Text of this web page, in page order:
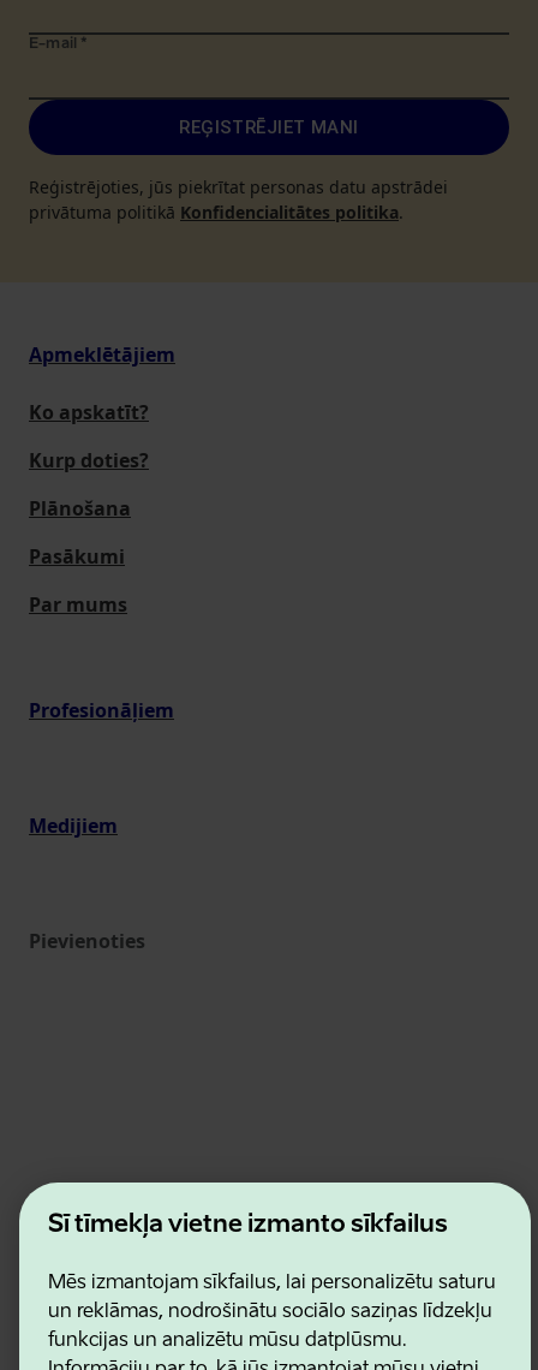
Šī tīmekļa vietne izmanto sīkfailus
Mēs izmantojam sīkfailus, lai personalizētu saturu
un reklāmas, nodrošinātu sociālo saziņas līdzekļu
funkcijas un analizētu mūsu datplūsmu.
E-mail *
REĢISTRĒJIET MANI
Reģistrējoties, jūs piekrītat personas datu apstrādei
privātuma politikā Konfidencialitātes politika.
Apmeklētājiem
Ko apskatīt?
Kurp doties?
Plānošana
Pasākumi
Par mums
Profesionāļiem
Medijiem
Pievienoties
Estonian Business and Innovation Agency
Kontakti
Lietošanas noteikumi
Sīkdatņu un konfidencialitātes politika